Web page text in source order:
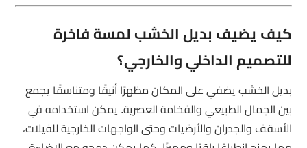
كيف يضيف بديل الخشب لمسة فاخرة
للتصميم الداخلي والخارجي؟
بديل الخشب يضفي على المكان مظهرًا أنيقًا ومتناسقًا يجمع
بين الجمال الطبيعي والفخامة العصرية. يمكن استخدامه في
الأسقف والجدران والأرضيات وحتى الواجهات الخارجية للفيلات،